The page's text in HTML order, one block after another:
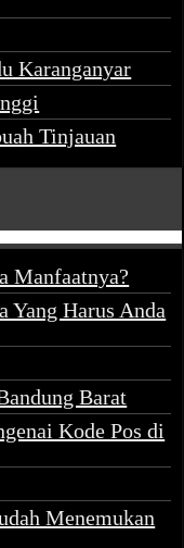
Karanganyar
Tinjauan
Manfaatnya?
Yang Harus Anda
Barat
Kode Pos di
Menemukan